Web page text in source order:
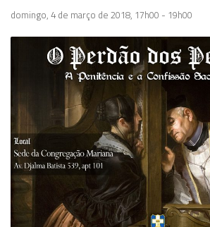
domingo, 4 de março de 2018, 17h00 - 19h00